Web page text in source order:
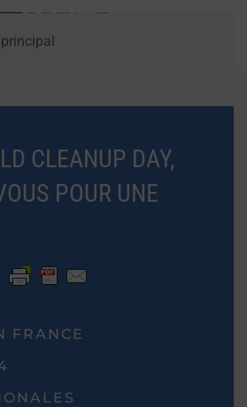
CLEANUP DAY,
POUR UNE
FRANCE